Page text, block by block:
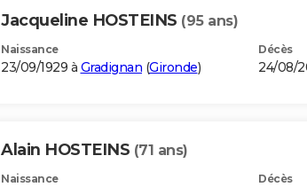
Jacqueline HOSTEINS (95 ans)
Naissance
23/09/1929 à Gradignan (Gironde)
Décès
24/08/
Alain HOSTEINS (71 ans)
Naissance Décès